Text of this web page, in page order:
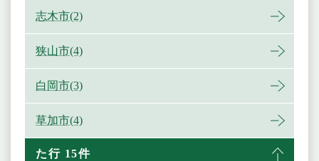
志木市(2)
狭山市(4)
白岡市(3)
草加市(4)
た行 15件